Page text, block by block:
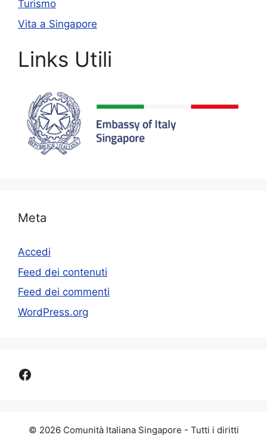
Turismo
Vita a Singapore
Links Utili
Meta
Accedi
Feed dei contenuti
Feed dei commenti
WordPress.org
Facebook
© 2026 Comunità Italiana Singapore - Tutti i diritti